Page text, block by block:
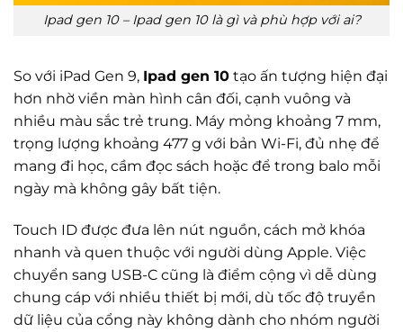
Ipad gen 10 – Ipad gen 10 là gì và phù hợp với ai?
So với iPad Gen 9, Ipad gen 10 tạo ấn tượng hiện đại
hơn nhờ viền màn hình cân đối, cạnh vuông và
nhiều màu sắc trẻ trung. Máy mỏng khoảng 7 mm,
trọng lượng khoảng 477 g với bản Wi-Fi, đủ nhẹ để
mang đi học, cầm đọc sách hoặc để trong balo mỗi
ngày mà không gây bất tiện.
Touch ID được đưa lên nút nguồn, cách mở khóa
nhanh và quen thuộc với người dùng Apple. Việc
chuyển sang USB-C cũng là điểm cộng vì dễ dùng
chung cáp với nhiều thiết bị mới, dù tốc độ truyền
dữ liệu của cổng này không dành cho nhóm người